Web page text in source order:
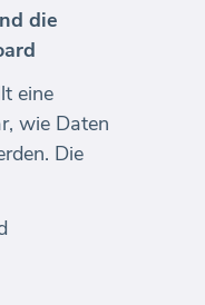
die
eine
wie Daten
Die